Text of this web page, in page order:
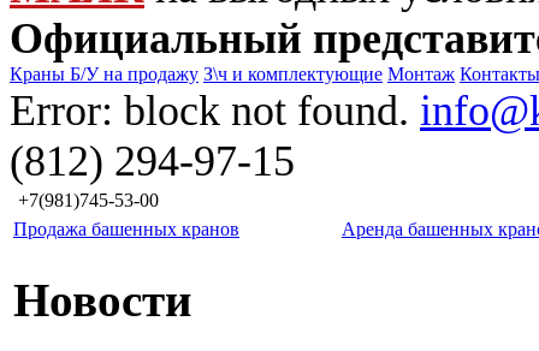
Официальный
Краны Б/У на продажу З\ч и комплектующие Монтаж Контакты
Error: block not found.
(812) 294-97-15
+7(981)745-53-00
Продажа башенных кранов
Аренда башенных
Новости